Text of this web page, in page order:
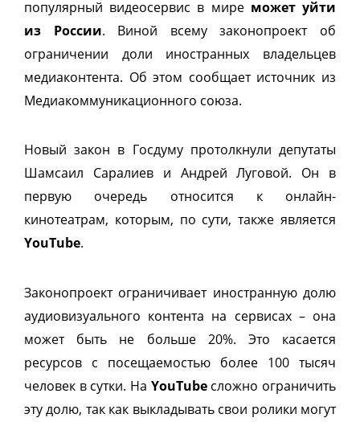
популярный видеосервис в мире может уйти
из России. Виной всему законопроект об
ограничении доли иностранных владельцев
медиаконтента. Об этом сообщает источник из
Медиакоммуникационного союза.
Новый закон в Госдуму протолкнули депутаты
Шамсаил Саралиев и Андрей Луговой. Он в
первую очередь относится к онлайн-
кинотеатрам, которым, по сути, также является
YouTube.
Законопроект ограничивает иностранную долю
аудиовизуального контента на сервисах – она
может быть не больше 20%. Это касается
ресурсов с посещаемостью более 100 тысяч
человек в сутки. На YouTubeсложно ограничить
эту долю, так как выкладывать свои ролики могут